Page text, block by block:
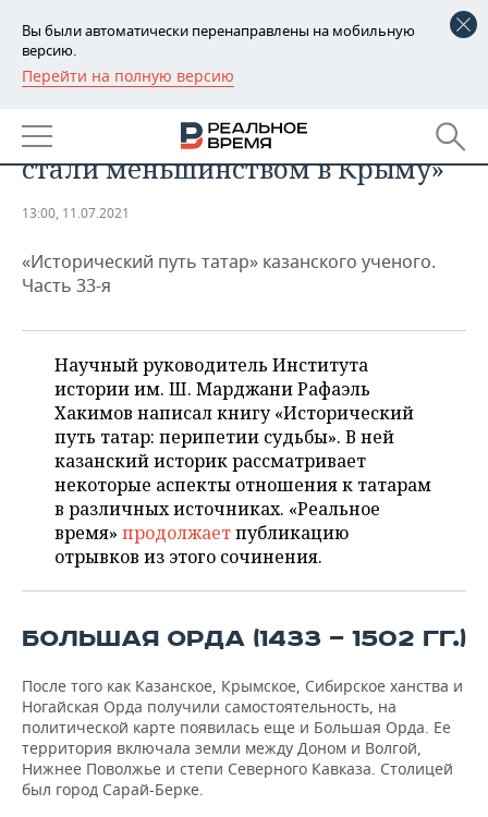
Вы были автоматически перенаправлены на мобильную
версию.
Перейти на полную версию
РЕГИОНЫ
БАШКОРТОСТАН
ТАТАРСТАН
НОВОСТИ
АНАЛИТИКА
ДЕКЛАРАЦИИ О ДОХОДАХ
КОРОЛИ ГОСЗАКАЗА ПФО
ВУЗЫ ТАТАРСТАНА
КОМУ ПРИНАДЛЕЖАТ
ТОРГОВЫЕ ЦЕНТРЫ
ТАТАРСТАНА
НОВОСТИ ЭКОНОМИКИ
ФИНАНСЫ
БАНКИ
БЮДЖЕТ
ИНВЕСТИЦИИ
ПРОМЫШЛЕННОСТЬ
НОВОСТИ
АГРОПРОМ
МАШИНОСТРОЕНИЕ
НЕФТЕХИМИЯ
НЕФТЬ
ОПК
ЭНЕРГЕТИКА
НЕДВИЖИМОСТЬ
НОВОСТИ НЕДВИЖИМОСТИ
НОВОСТИ АВТО
БИЗНЕС
НОВОСТИ БИЗНЕСА
РОЗНИЧНАЯ ТОРГОВЛЯ
УСЛУГИ
ТЕХНОЛОГИИ
НОВОСТИ ТЕХНОЛОГИЙ
МЕДИА
ТЕЛЕКОММУНИКАЦИИ
МЕРОПРИЯТИЯ
ВЫЕЗДНАЯ РЕДАКЦИЯ
БИЗНЕС-БРАНЧИ
ONLINE-КОНФЕРЕНЦИИ
ОТКРЫТАЯ ЛЕКЦИЯ
НОВОСТИ СПОРТА
ФУТБОЛ
ХОККЕЙ
БАСКЕТБОЛ
ОБЩЕСТВО
НОВОСТИ ОБЩЕСТВА
ВЛАСТЬ
ИНФРАСТРУКТУРА
ФОТОГАЛЕРЕЯ
СЮЖЕТЫ
СПРАВОЧНИК
столетия крымские татары
стали меньшинством в Крыму»
13:00, 11.07.2021
«Исторический путь татар» казанского ученого.
Часть 33-я
Научный руководитель Института
истории им. Ш. Марджани Рафаэль
Хакимов написал книгу «Исторический
путь татар: перипетии судьбы». В ней
казанский историк рассматривает
некоторые аспекты отношения к татарам
в различных источниках. «Реальное
время» продолжаетпубликацию
отрывков из этого сочинения.
БОЛЬШАЯ ОРДА (1433 — 1502 ГГ.)
После того как Казанское, Крымское, Сибирское ханства и
Ногайская Орда получили самостоятельность, на
политической карте появилась еще и Большая Орда. Ее
территория включала земли между Доном и Волгой,
Нижнее Поволжье и степи Северного Кавказа. Столицей
был город Сарай-Берке.